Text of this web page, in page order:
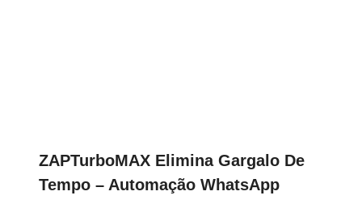
ZAPTurboMAX Elimina Gargalo De
Tempo – Automação WhatsApp